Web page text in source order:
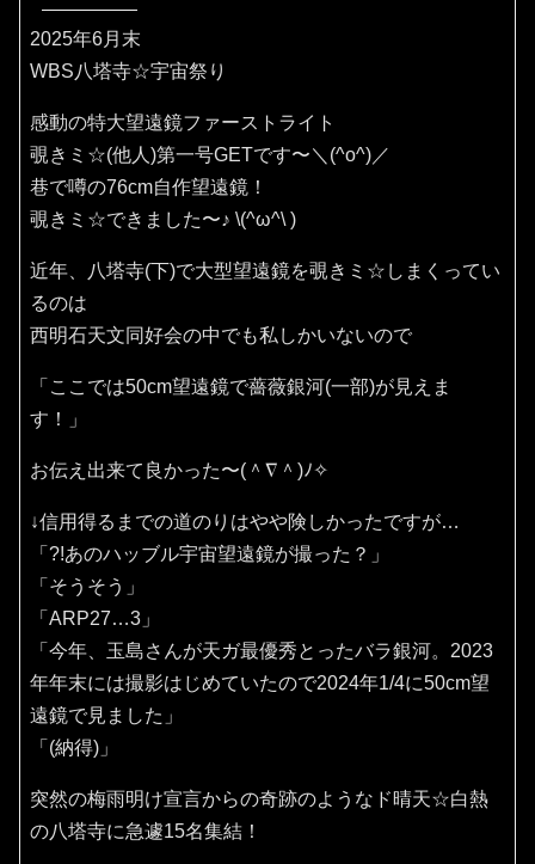
2025年6月末
WBS八塔寺☆宇宙祭り
感動の特大望遠鏡ファーストライト
覗きミ☆(他人)第一号GETです〜＼(^o^)／
巷で噂の76cm自作望遠鏡！
覗きミ☆できました〜♪⁠ ⁠\⁠(⁠^⁠ω⁠^⁠\⁠ ⁠)
近年、八塔寺(下)で大型望遠鏡を覗きミ☆しまくってい
るのは
西明石天文同好会の中でも私しかいないので
「ここでは50cm望遠鏡で薔薇銀河(一部)が見えま
す！」
お伝え出来て良かった〜(⁠＾⁠∇⁠＾⁠)⁠ﾉ⁠✧⁠
↓信用得るまでの道のりはやや険しかったですが…
「?!あのハッブル宇宙望遠鏡が撮った？」
「そうそう」
「ARP27…3」
「今年、玉島さんが天ガ最優秀とったバラ銀河。2023
年年末には撮影はじめていたので2024年1/4に50cm望
遠鏡で見ました」
「(納得)」
突然の梅雨明け宣言からの奇跡のようなド晴天☆白熱
の八塔寺に急遽15名集結！